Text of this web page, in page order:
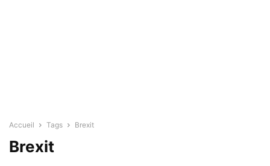
Accueil Tags Brexit
Brexit